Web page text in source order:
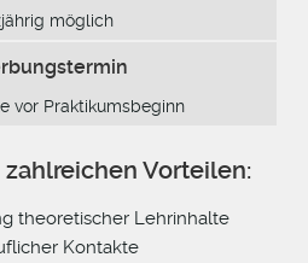
möglich
vor Praktikumsbeginn
zahlreichen Vorteilen:
theoretischer Lehrinhalte
Kontakte